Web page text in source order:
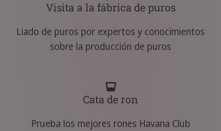
Visita a la fábrica de puros
Liado de puros por expertos y conocimientos
sobre la producción de puros
Cata de ron
Prueba los mejores rones Havana Club